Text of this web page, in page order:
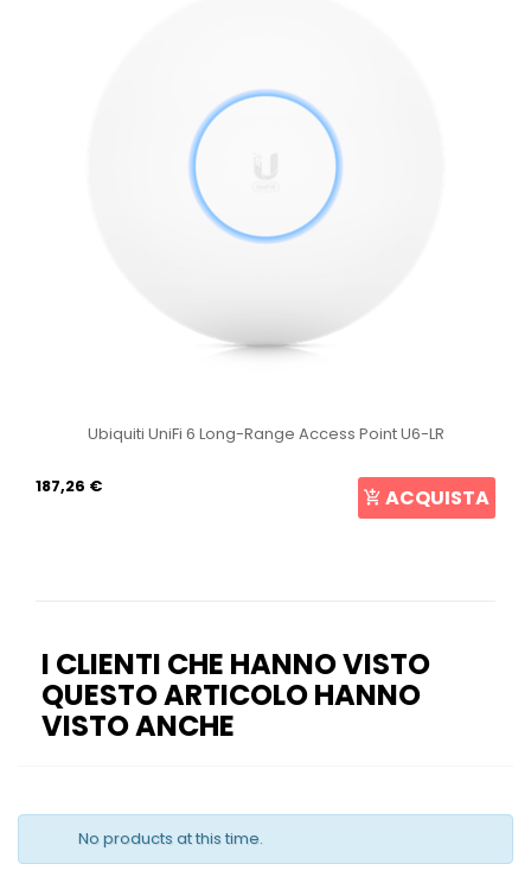
Ubiquiti UniFi 6 Long-Range Access Point U6-LR
187,26 € ACQUISTA
I CLIENTI CHE HANNO VISTO
QUESTO ARTICOLO HANNO
VISTO ANCHE
No products at this time.